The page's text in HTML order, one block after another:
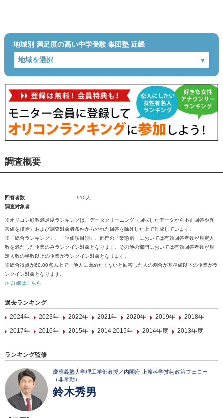
地域別 満足度の高い中学受験 集団塾 近畿
調査概要
回答者数
910人
調査対象者
※オリコン顧客満足度ランキングは、データクリーニング（回収したデータから不正回答や異
常値を排除）および調査対象者条件から外れた回答を除外した上で作成しています。
※「総合ランキング」、「評価項目別」、部門の「業態別」においては有効回答者数が規定人
数を満たした企業のみランクイン対象となります。その他の部門においては有効回答者数が規
定人数の半数以上の企業がランクイン対象となります。
※総合得点が60.00点以上で、他人に薦めたくないと回答した人の割合が基準値以下の企業がラ
ンクイン対象となります。
≫ 詳細はこちら
過去ランキング
2024年
2023年 2022年 2021年 2020年 2019年
2018年
2017年
2016年 2015年 2014-2015年 2014年度 2013年度
ランキング監修
慶應義塾大学理工学部教授／内閣府 上席科学技術政策フェロー
（非常勤）
鈴木秀男